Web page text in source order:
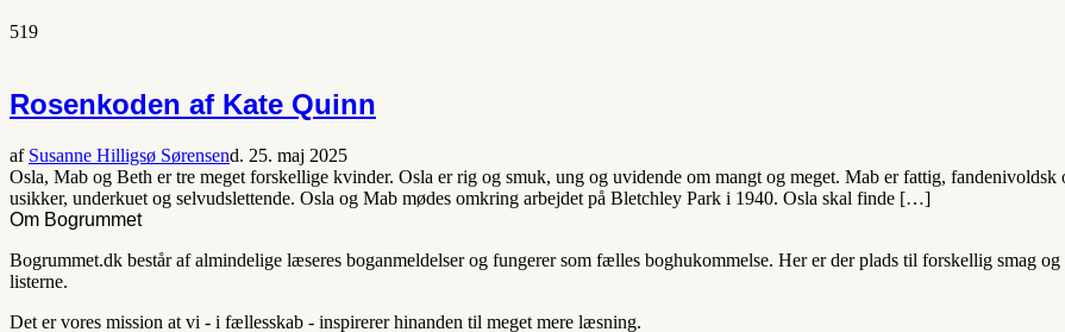
519
Rosenkoden af Kate Quinn
af Susanne Hilligsø Sørensend. 25. maj 2025
Osla, Mab og Beth er tre meget forskellige kvinder. Osla er rig og smuk, ung og uvidende om mangt og meget. Mab er fattig,
usikker, underkuet og selvudslettende. Osla og Mab mødes omkring arbejdet på Bletchley Park i 1940. Osla skal finde […]
Om Bogrummet
Bogrummet.dk består af almindelige læseres boganmeldelser og fungerer som fælles boghukommelse. Her er der plads til forskellig smag
listerne.
Det er vores mission at vi - i fællesskab - inspirerer hinanden til meget mere læsning.